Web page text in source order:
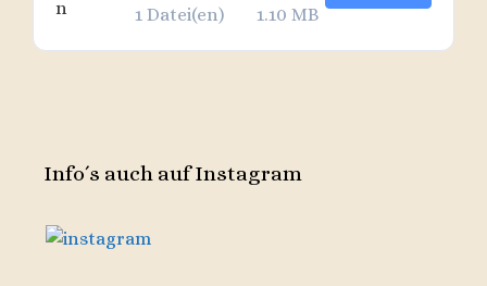
1 Datei(en) 1.10 MB
Info´s auch auf Instagram